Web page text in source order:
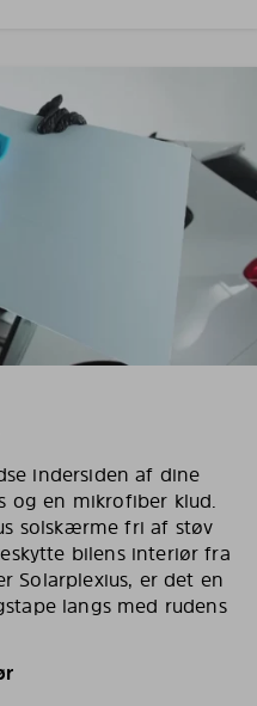
indersiden af dine
og en mikrofiber klud.
solskærme fri af støv
bilens interiør fra
Solarplexius, er det en
langs med rudens